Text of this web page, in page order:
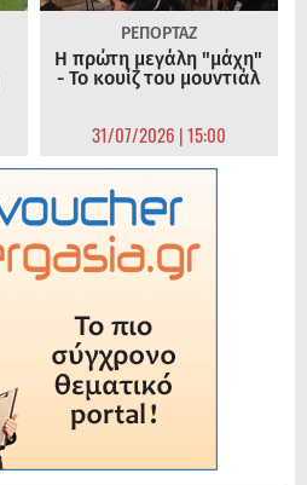
ΡΕΠΟΡΤΑΖ
Η πρώτη μεγάλη "μάχη"
- Το κουίζ του μουντιάλ
31/07/2026 | 15:00